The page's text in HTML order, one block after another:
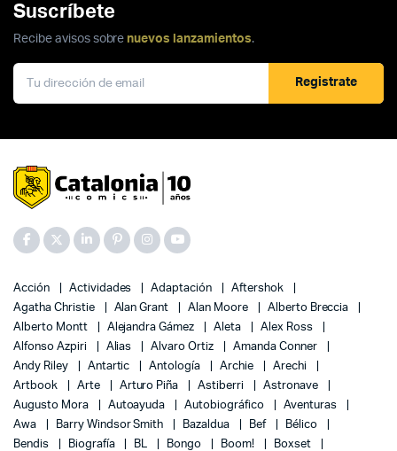
Suscríbete
Recibe avisos sobre nuevos lanzamientos.
Registrate
Acción Actividades Adaptación
Aftershok
Agatha Christie
Alan Grant Alan Moore
Alberto Breccia
Alberto Montt
Alejandra Gámez Aleta
Alex Ross
Alfonso Azpiri
Alias Alvaro Ortiz
Amanda Conner
Andy Riley
Antartic Antología Archie
Arechi
Artbook
Arte Arturo Piña Astiberri
Astronave
Augusto Mora
Autoayuda Autobiográfico
Aventuras
Awa
Barry Windsor Smith Bazaldua Bef
Bélico
Bendis
Biografía BL Bongo Boom!
Boxset